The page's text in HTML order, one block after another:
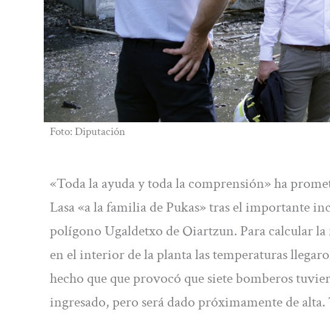
Foto: Diputación
«Toda la ayuda y toda la comprensión» ha
Lasa «a la familia de Pukas» tras el importante
polígono Ugaldetxo de Oiartzun. Para calcular
en el interior de la planta las temperaturas
hecho que que provocó que siete bomberos
ingresado, pero será dado próximamente de